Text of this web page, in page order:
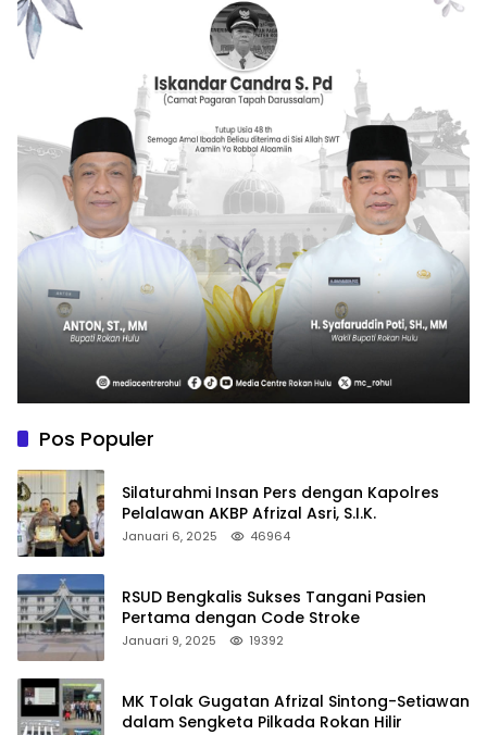
Pos Populer
Silaturahmi Insan Pers dengan Kapolres
Pelalawan AKBP Afrizal Asri, S.I.K.
Januari 6, 2025 46964
RSUD Bengkalis Sukses Tangani Pasien
Pertama dengan Code Stroke
Januari 9, 2025 19392
MK Tolak Gugatan Afrizal Sintong-Setiawan
dalam Sengketa Pilkada Rokan Hilir